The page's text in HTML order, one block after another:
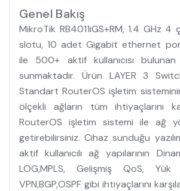
Genel Bakış
MikroTik RB4011iGS+RM, 1.4 GHz
slotu, 10 adet Gigabit ethernet
ile 500+ aktif kullanıcısı
sunmaktadır. Ürün LAYER 3
Standart RouterOS işletim
ölçekli ağların tüm ihtiyaçlarını
RouterOS işletim sistemi ile ağ
getirebilirsiniz. Cihaz sunduğu
aktif kullanıcılı ağ yapılarının
LOG,MPLS, Gelişmiş QoS,
VPN,BGP,OSPF gibi ihtiyaçlarını